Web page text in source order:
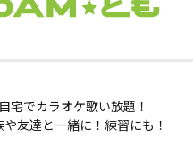
自宅でカラオケ歌い放題！
や友達と一緒に！練習にも！